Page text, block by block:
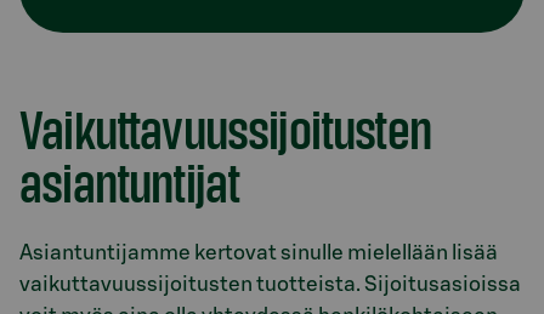
Vaikuttavuussijoitusten
asiantuntijat
Asiantuntijamme kertovat sinulle mielellään lisää
vaikuttavuussijoitusten tuotteista. Sijoitusasioissa